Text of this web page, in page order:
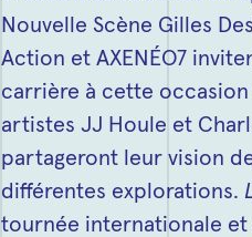
Nouvelle Scène Gilles
Action et AXENÉO7
carrière à cette
artistes JJ Houle et
partageront leur vision
différentes explorations.
tournée internationale et